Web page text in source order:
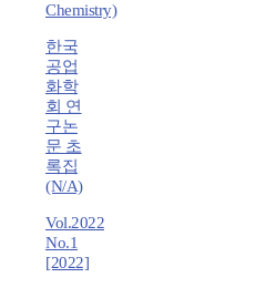
Chemistry)
한국
공업
화학
회 연
구논
문 초
록집
(N/A)
Vol.2022
No.1
[2022]